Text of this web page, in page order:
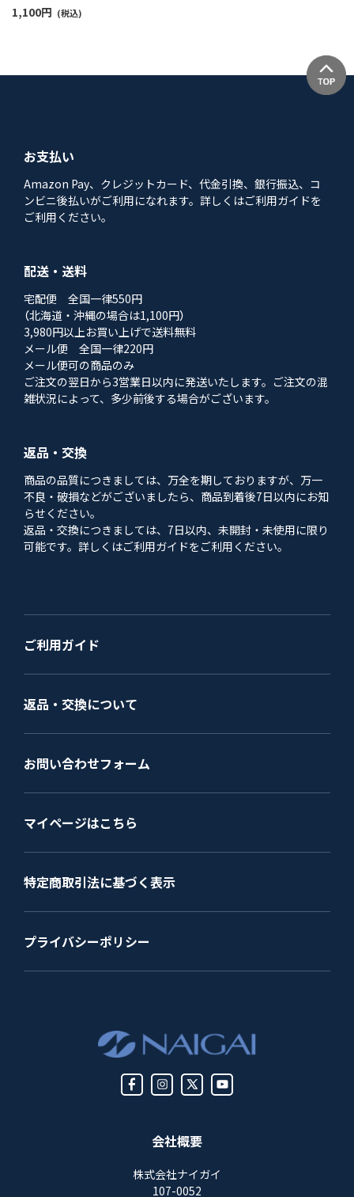
1,100円 (税込)
会社概要
株式会社ナイガイ
107-0052
お支払い
Amazon Pay、クレジットカード、代金引換、銀行振込、コ
ンビニ後払いがご利用になれます。詳しくはご利用ガイドを
ご利用ください。
配送・送料
宅配便 全国一律550円
（北海道・沖縄の場合は1,100円）
3,980円以上お買い上げで送料無料
メール便 全国一律220円
メール便可の商品のみ
ご注文の翌日から3営業日以内に発送いたします。ご注文の混
雑状況によって、多少前後する場合がございます。
返品・交換
商品の品質につきましては、万全を期しておりますが、万一
不良・破損などがございましたら、商品到着後7日以内にお知
らせください。
返品・交換につきましては、7日以内、未開封・未使用に限り
可能です。詳しくはご利用ガイドをご利用ください。
ご利用ガイド
返品・交換について
お問い合わせフォーム
マイページはこちら
特定商取引法に基づく表示
プライバシーポリシー